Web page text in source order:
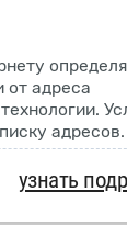
от адреса
адресов.
узнать